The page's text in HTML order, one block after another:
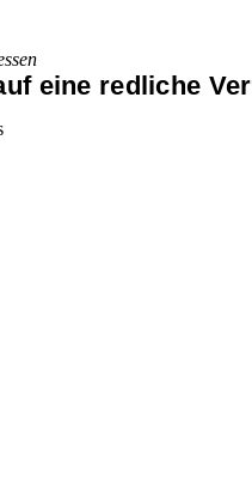
eine redliche